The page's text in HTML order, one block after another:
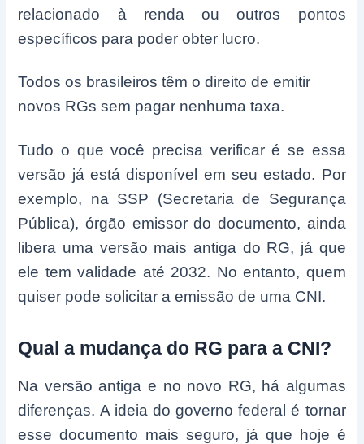
relacionado à renda ou outros pontos
específicos para poder obter lucro.
Todos os brasileiros têm o direito de emitir
novos RGs sem pagar nenhuma taxa.
Tudo o que você precisa verificar é se essa
versão já está disponível em seu estado. Por
exemplo, na SSP (Secretaria de Segurança
Pública), órgão emissor do documento, ainda
libera uma versão mais antiga do RG, já que
ele tem validade até 2032. No entanto, quem
quiser pode solicitar a emissão de uma CNI.
Qual a mudança do RG para a CNI?
Na versão antiga e no novo RG, há algumas
diferenças. A ideia do governo federal é tornar
esse documento mais seguro, já que hoje é